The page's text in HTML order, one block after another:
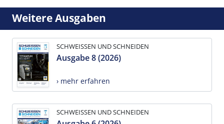
Weitere Ausgaben
SCHWEISSEN UND SCHNEIDEN
Ausgabe 8 (2026)
› mehr erfahren
SCHWEISSEN UND SCHNEIDEN